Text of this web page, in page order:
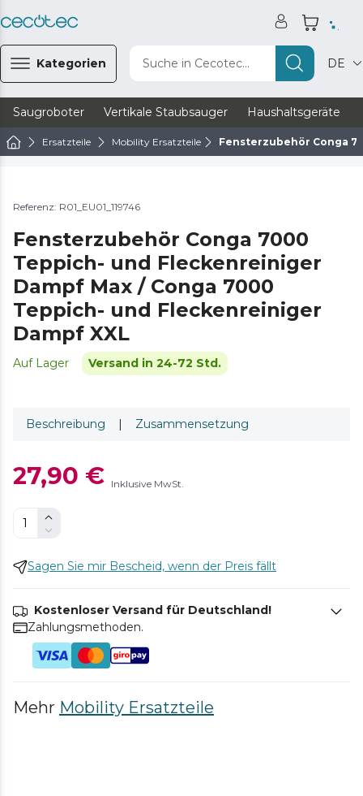
Kategorien Suche in Cecotec... DE
Saugroboter Vertikale Staubsauger Haushaltsgeräte
Ersatzteile Mobility Ersatzteile Fensterzubehör Conga
Referenz: R01_EU01_119746
Fensterzubehör Conga 7000
Teppich- und Fleckenreiniger
Dampf Max / Conga 7000
Teppich- und Fleckenreiniger
Dampf XXL
Auf Lager Versand in 24-72 Std.
Beschreibung | Zusammensetzung
27,90 € Inklusive MwSt.
Sagen Sie mir Bescheid, wenn der Preis fällt
Kostenloser Versand für Deutschland!
Zahlungsmethoden.
Mehr Mobility Ersatzteile